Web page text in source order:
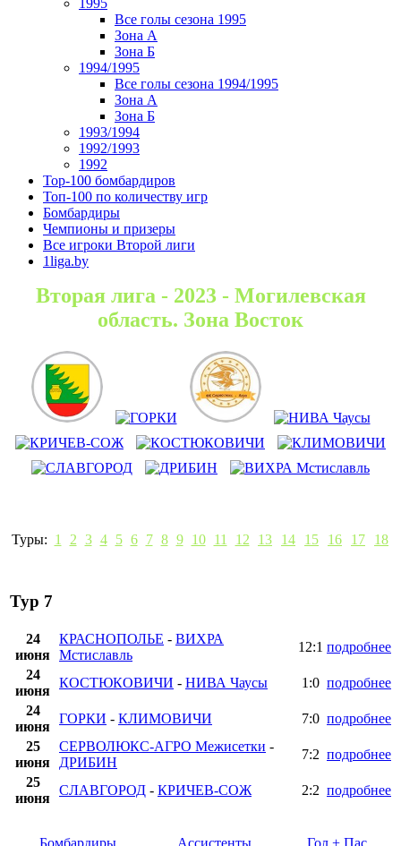
1995
Все голы сезона 1995
Зона А
Зона Б
1994/1995
Все голы сезона 1994/1995
Зона А
Зона Б
1993/1994
1992/1993
1992
Top-100 бомбардиров
Топ-100 по количеству игр
Бомбардиры
Чемпионы и призеры
Все игроки Второй лиги
1liga.by
Вторая лига - 2023 - Могилевская
область. Зона Восток
Туры: 1 2 3 4 5 6 7 8 9 10 11 12 13 14 15 16 17 18
Тур 7
24
июня
КРАСНОПОЛЬЕ - ВИХРА
Мстиславль
12:1 подробнее
24
июня
КОСТЮКОВИЧИ - НИВА Чаусы 1:0 подробнее
24
июня
ГОРКИ - КЛИМОВИЧИ 7:0 подробнее
25
июня
СЕРВОЛЮКС-АГРО Межисетки -
ДРИБИН
7:2 подробнее
25
июня
СЛАВГОРОД - КРИЧЕВ-СОЖ 2:2 подробнее